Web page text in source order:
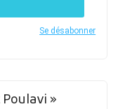
Se désabonner
»